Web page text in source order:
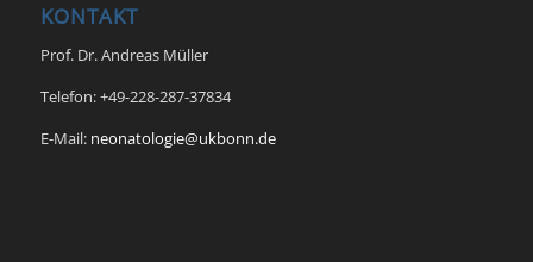
KONTAKT
Prof. Dr. Andreas Müller
Telefon: +49-228-287-37834
E-Mail: neonatologie@ukbonn.de